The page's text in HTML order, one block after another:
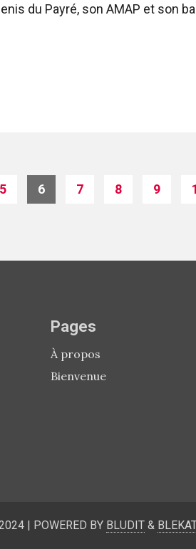
du Payré, son AMAP et son
5 6 7 8 9
Pages
À propos
Bienvenue
| POWERED BY BLUDIT&